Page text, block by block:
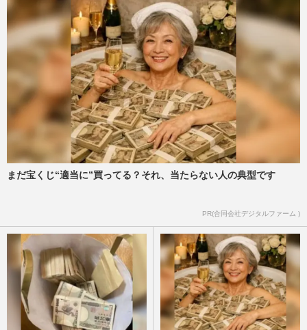
まだ宝くじ“適当に”買ってる？それ、当たらない人の典型です
PR(合同会社デジタルファーム )